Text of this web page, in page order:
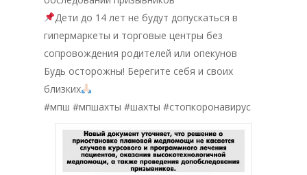
Дети до 14 лет не будут допускаться в
гипермаркеты и торговые центры без
сопровождения родителей или опекунов
Будь осторожны! Берегите себя и своих
близких
#мпш #мпшахты #шахты #стопкоронавирус